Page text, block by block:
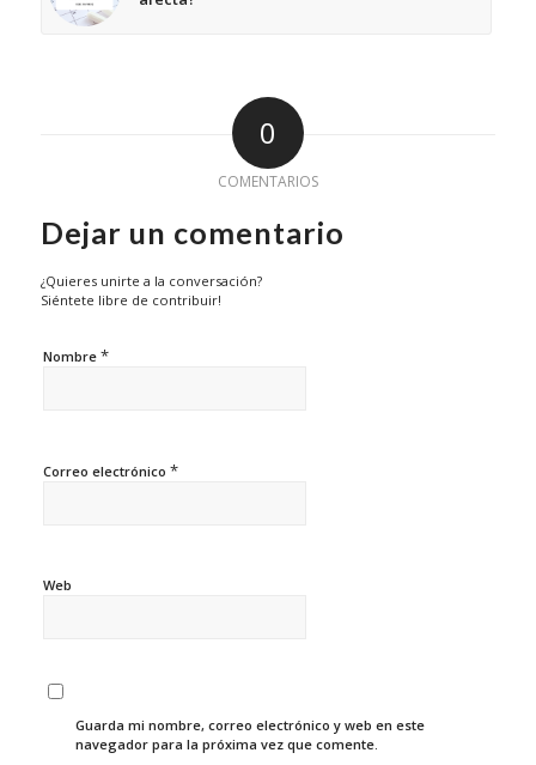
0
COMENTARIOS
Dejar un comentario
¿Quieres unirte a la conversación?
Siéntete libre de contribuir!
Nombre *
Correo electrónico *
Web
Guarda mi nombre, correo electrónico y web en este
navegador para la próxima vez que comente.